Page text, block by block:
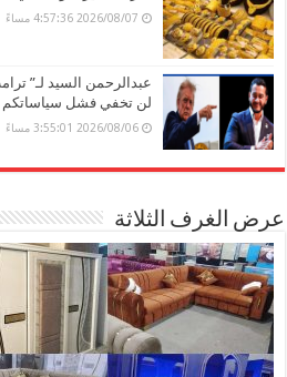
2026/08/07 4:57:36 مساءً
عبدالرحمن السيد لـ”
لن تخفي فشل سياساتكم
2026/08/06 3:55:01 مساءً
عرض الغرف الثلاثة